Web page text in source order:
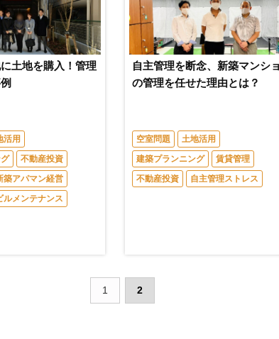
土地を購入！管理
活用
不動産投資
築アパマン経営
ルメンテナンス
自主管理を断念、新築マンシ
の管理を任せた理由とは？
空室問題
土地活用
建築プランニング
賃貸管理
不動産投資
自主管理ストレス
1 2